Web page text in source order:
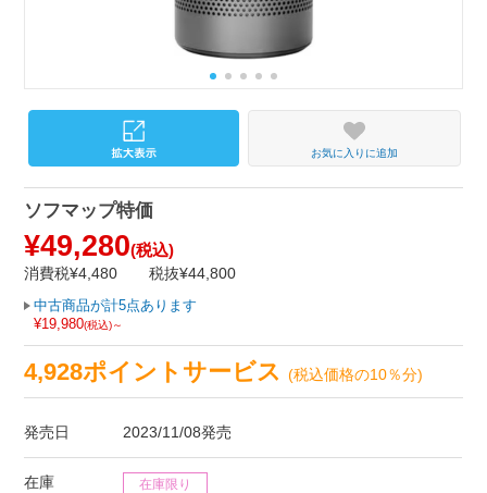
お気に入りに追加
ソフマップ特価
¥49,280(税込)
消費税¥4,480 税抜¥44,800
中古商品が計5点あります
¥19,980(税込)～
4,928ポイントサービス(税込価格の10％分)
発売日 2023/11/08発売
在庫 在庫限り